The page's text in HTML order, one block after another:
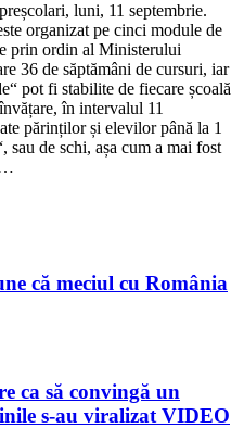
luni, 11 septembrie.
organizat pe cinci module de
prin ordin al Ministerului
36 de săptămâni de cursuri, iar
pot fi stabilite de fiecare școală
în intervalul 11
părinților și elevilor până la 1
sau de schi, așa cum a mai fost
că meciul cu România
ca să convingă un
s-au viralizat VIDEO